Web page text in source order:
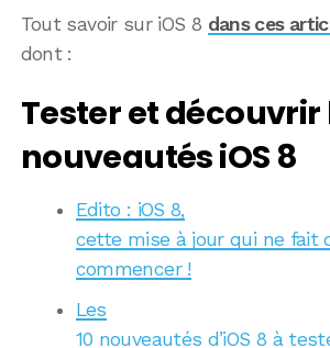
Tout savoir sur iOS 8 dans ces
dont :
Tester et découvrir
nouveautés iOS 8
Edito : iOS 8,
cette mise à jour qui ne fait
commencer !
Les
10 nouveautés d’iOS 8 à